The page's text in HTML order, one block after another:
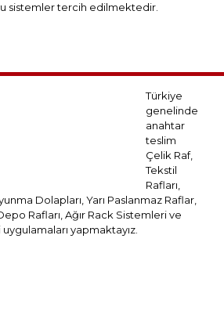
sistemler tercih edilmektedir.
Türkiye
genelinde
anahtar
teslim
Çelik Raf,
Tekstil
Rafları,
Dolapları, Yarı Paslanmaz Raflar,
Rafları, Ağır Rack Sistemleri ve
yapmaktayız.